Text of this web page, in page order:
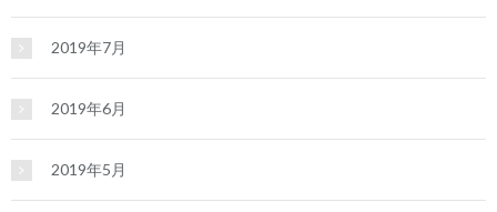
2019年7月
2019年6月
2019年5月